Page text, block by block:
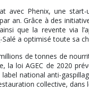
avec Phenix, une
an. Grâce à des
que la revente via
a optimisé toute sa
de tonnes de
la loi AGEC de 2020
national anti-
collective, dans